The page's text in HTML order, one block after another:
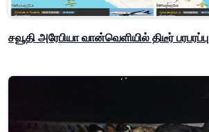
சவூதி அரேபியா வான்வெளியில் திடீர் பரபரப்பு